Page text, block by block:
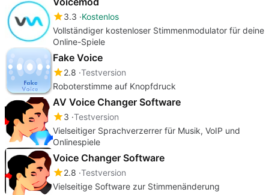
3.3 Kostenlos
Vollständiger kostenloser Stimmenmodulator für deine
Online-Spiele
Fake Voice
2.8 Testversion
Roboterstimme auf Knopfdruck
AV Voice Changer Software
3 Testversion
Vielseitiger Sprachverzerrer für Musik, VoIP und
Onlinespiele
Voice Changer Software
2.8 Testversion
Vielseitige Software zur Stimmenänderung